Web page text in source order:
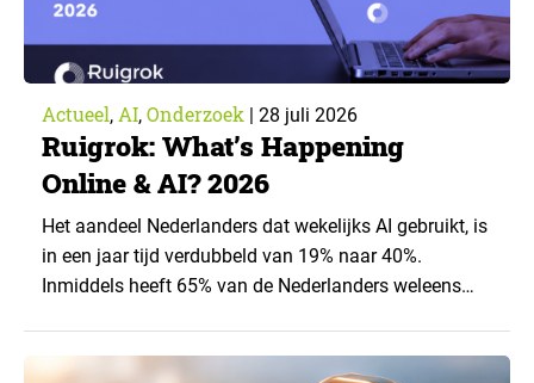
Actueel, AI, Onderzoek | 28 juli 2026
Ruigrok: What’s Happening
Online & AI? 2026
Het aandeel Nederlanders dat wekelijks AI gebruikt, is
in een jaar tijd verdubbeld van 19% naar 40%.
Inmiddels heeft 65% van de Nederlanders weleens
van What’s Happening Online & AI? 2026, het